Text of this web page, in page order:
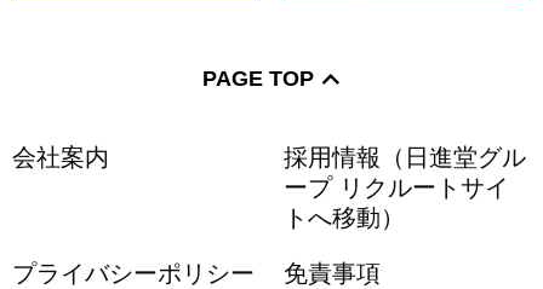
PAGE TOP
会社案内
採用情報（日進堂グル
ープ リクルートサイ
トへ移動）
プライバシーポリシー 免責事項